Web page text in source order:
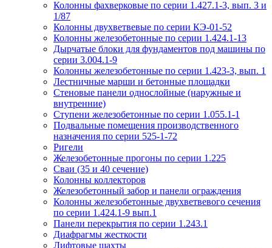
Колонны фахверковые по серии 1.427.1-3, вып. 3 и
1/87
Колонны двухветвевые по серии КЭ-01-52
Колонны железобетонные по серии 1.424.1-13
Дырчатые блоки для фундаментов под машины по
серии 3.004.1-9
Колонны железобетонные по серии 1.423-3, вып. 1
Лестничные марши и бетонные площадки
Стеновые панели однослойные (наружные и
внутренние)
Ступени железобетонные по серии 1.055.1-1
Подвальные помещения производственного
назначения по серии 525-1-72
Ригели
Железобетонные прогоны по серии 1.225
Сваи (35 и 40 сечение)
Колонны коллекторов
Железобетонный забор и панели ограждения
Колонны железобетонные двухветвевого сечения
по серии 1.424.1-9 вып.1
Панели перекрытия по серии 1.243.1
Диафрагмы жесткости
Лифтовые шахты